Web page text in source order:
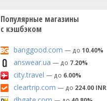
Популярные магазины
с кэшбэком
banggood.com — до 10.40%
answear.ua — до 7.20%
city.travel — до 6.00%
cleartrip.com — до 224.00 INR